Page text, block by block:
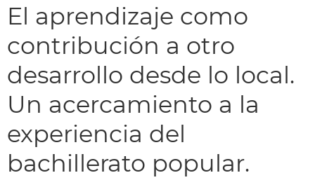
El aprendizaje como
contribución a otro
desarrollo desde lo local.
Un acercamiento a la
experiencia del
bachillerato popular.